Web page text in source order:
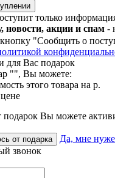
только
новости, акции и спам -
"Сообщить о
для Вас подарок
"", Вы можете:
этого товара на р.
подарок Вы можете
от подарка
Да, мне
звонок